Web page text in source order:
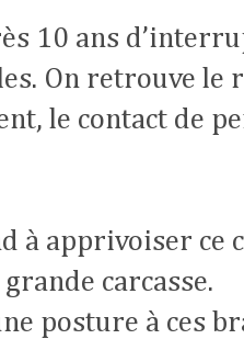
10 ans
On retrouve le
le contact de
à apprivoiser ce
carcasse.
posture à ces